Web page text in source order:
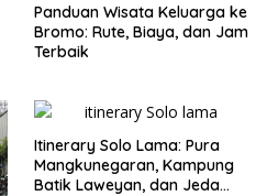
Panduan Wisata Keluarga ke
Bromo: Rute, Biaya, dan Jam
Terbaik
Itinerary Solo Lama: Pura
Mangkunegaran, Kampung
Batik Laweyan, dan Jeda